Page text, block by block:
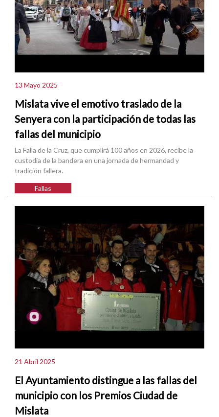
13 Mayo 2025
Mislata vive el emotivo traslado de la
Senyera con la participación de todas las
fallas del municipio
La Falla de la Cruz, que cumplirá 100 años en 2026, recibe la
custodia de la bandera en una jornada de hermandad y
tradición fallera.
Fallas
21 Abril 2025
El Ayuntamiento distingue a las fallas del
municipio con los Premios Ciudad de
Mislata